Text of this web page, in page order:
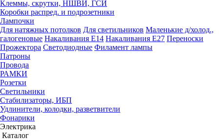
Клеммы, скрутки, НШВИ, ГСИ
Коробки распред. и подрозетники
Лампочки
Для натяжных потолков Для светильников Маленькие д/холод.,
галогеновые Накаливания Е14 Накаливания Е27 Переноски
Прожектора Светодиодные Филамент лампы
Патроны
Провода
РАМКИ
Розетки
Светильники
Стабилизаторы, ИБП
Удлинители, колодки, разветвители
Фонарики
Электрика
Каталог